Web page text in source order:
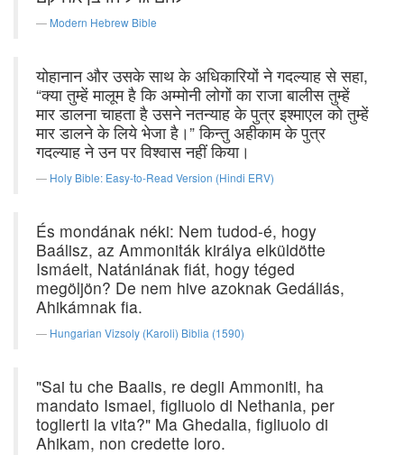
Modern Hebrew Bible
योहानान और उसके साथ के अधिकारियों ने गदल्याह से सहा,
“क्या तुम्हें मालूम है कि अम्मोनी लोगों का राजा बालीस तुम्हें
मार डालना चाहता है उसने नतन्याह के पुत्र इश्माएल को तुम्हें
मार डालने के लिये भेजा है।” किन्तु अहीकाम के पुत्र
गदल्याह ने उन पर विश्वास नहीं किया।
Holy Bible: Easy-to-Read Version (Hindi ERV)
És mondának néki: Nem tudod-é, hogy
Baálisz, az Ammoniták királya elküldötte
Ismáelt, Natániának fiát, hogy téged
megöljön? De nem hive azoknak Gedáliás,
Ahikámnak fia.
Hungarian Vizsoly (Karoli) Biblia (1590)
"Sai tu che Baalis, re degli Ammoniti, ha
mandato Ismael, figliuolo di Nethania, per
toglierti la vita?" Ma Ghedalia, figliuolo di
Ahikam, non credette loro.